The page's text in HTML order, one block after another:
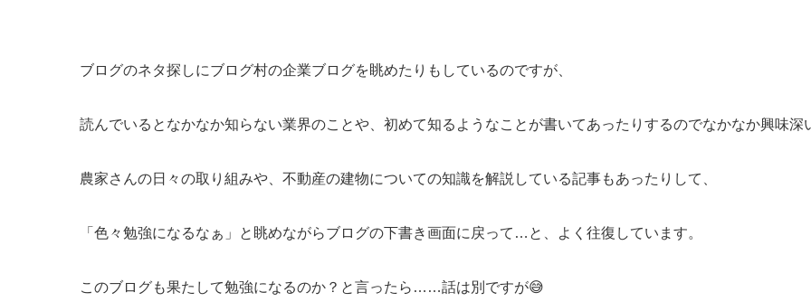
ブログのネタ探しにブログ村の企業ブログを眺めたりもしているのですが、
読んでいるとなかなか知らない業界のことや、初めて知るようなことが書いてあったりするのでなかなか興味深
農家さんの日々の取り組みや、不動産の建物についての知識を解説している記事もあったりして、
「色々勉強になるなぁ」と眺めながらブログの下書き画面に戻って…と、よく往復しています。
このブログも果たして勉強になるのか？と言ったら……話は別ですが😅